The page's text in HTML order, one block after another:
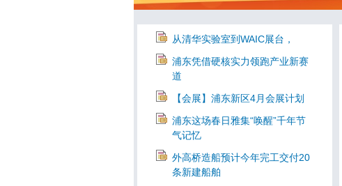
从清华实验室到WAIC展台，
浦东凭借硬核实力领跑产业新赛
道
【会展】浦东新区4月会展计划
浦东这场春日雅集“唤醒”千年节
气记忆
外高桥造船预计今年完工交付20
条新建船舶